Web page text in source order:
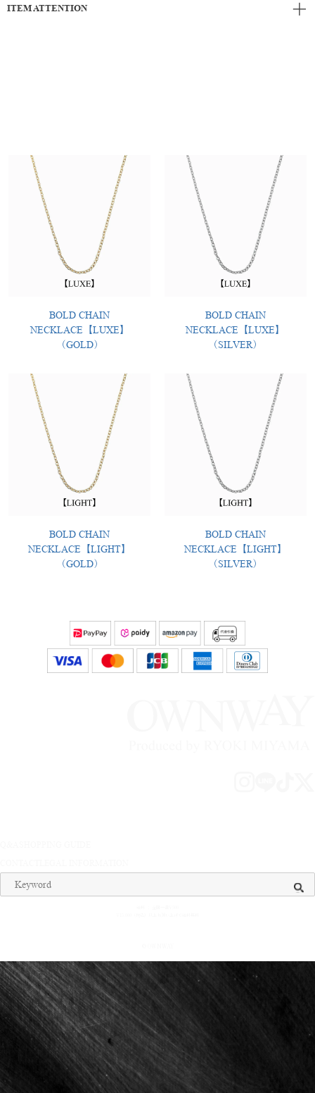
ITEM ATTENTION
BOLD CHAIN
NECKLACE【LUXE】
（GOLD）
BOLD CHAIN
NECKLACE【LUXE】
（SILVER）
BOLD CHAIN
NECKLACE【LIGHT】
（GOLD）
BOLD CHAIN
NECKLACE【LIGHT】
（SILVER）